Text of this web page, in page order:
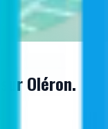
sur Oléron.